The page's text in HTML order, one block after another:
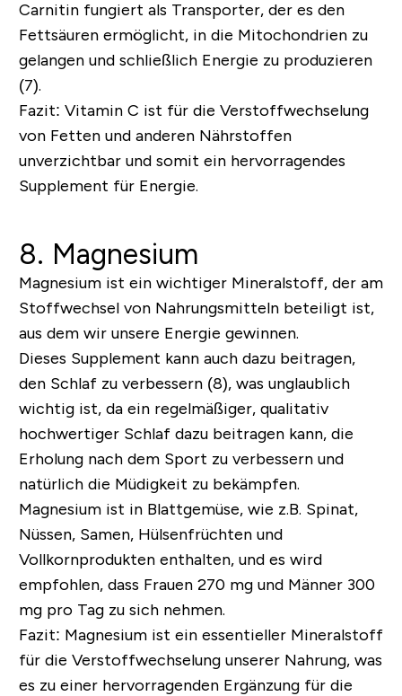
Carnitin fungiert als Transporter, der es den
Fettsäuren ermöglicht, in die Mitochondrien zu
gelangen und schließlich Energie zu produzieren
(7).
Fazit: Vitamin C ist für die Verstoffwechselung
von Fetten und anderen Nährstoffen
unverzichtbar und somit ein hervorragendes
Supplement für Energie.
8. Magnesium
Magnesium ist ein wichtiger Mineralstoff, der am
Stoffwechsel von Nahrungsmitteln beteiligt ist,
aus dem wir unsere Energie gewinnen.
Dieses Supplement kann auch dazu beitragen,
den Schlaf zu verbessern (8), was unglaublich
wichtig ist, da ein regelmäßiger, qualitativ
hochwertiger Schlaf dazu beitragen kann, die
Erholung nach dem Sport zu verbessern und
natürlich die Müdigkeit zu bekämpfen.
Magnesium ist in Blattgemüse, wie z.B. Spinat,
Nüssen, Samen, Hülsenfrüchten und
Vollkornprodukten enthalten, und es wird
empfohlen, dass Frauen 270 mg und Männer 300
mg pro Tag zu sich nehmen.
Fazit: Magnesium ist ein essentieller Mineralstoff
für die Verstoffwechselung unserer Nahrung, was
es zu einer hervorragenden Ergänzung für die